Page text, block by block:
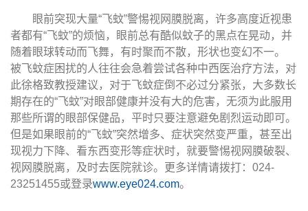
眼前突现大量“飞蚊”警惕视网膜脱离，许多高度近视患
者都有“飞蚊”的烦恼，眼前总有酷似蚊子的黑点在晃动，并
随着眼球转动而飞舞，有时聚而不散，形状也变幻不一。
被飞蚊症困扰的人往往会急着尝试各种中西医治疗方法，对
此徐格致教授建议，对于飞蚊症倒不必过分紧张，大多数长
期存在的“飞蚊”对眼部健康并没有大的危害，无须为此服用
那些所谓的眼部保健品，平时只要注意避免剧烈运动即可。
但是如果眼前的“飞蚊”突然增多、症状突然变严重，甚至出
现视力下降、看东西变形等症状时，就要警惕视网膜破裂、
视网膜脱离，及时去医院就诊。更多详情请拨打：024-
23251455或登录www.eye024.com。